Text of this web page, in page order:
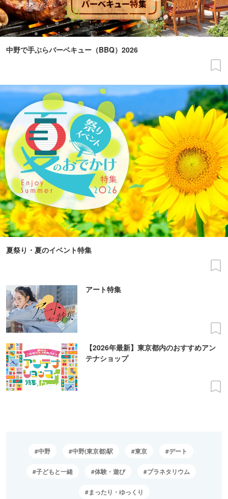
中野で手ぶらバーベキュー（BBQ）2026
夏祭り・夏のイベント特集
アート特集
【2026年最新】東京都内のおすすめアン
テナショップ
中野 中野(東京都)駅 東京 デート
子どもと一緒 体験・遊び プラネタリウム
まったり・ゆっくり